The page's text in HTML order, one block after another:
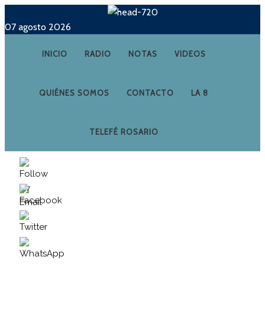
07 agosto 2026
INICIO RADIO NOTAS VIDEOS
QUIÉNES SOMOS CONTACTO LA 8
TELEFÉ ROSARIO